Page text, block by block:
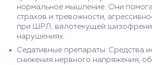
нормальное мышление. Они
страхов и тревожности,
при ШРЛ, вялотекущей
нарушениях.
Седативные препараты. Средства
снижения нервного напряжения,